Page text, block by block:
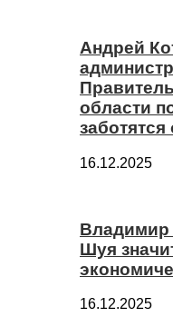
Андрей
области
16.12.2025
Владимир
Шуя
16.12.2025